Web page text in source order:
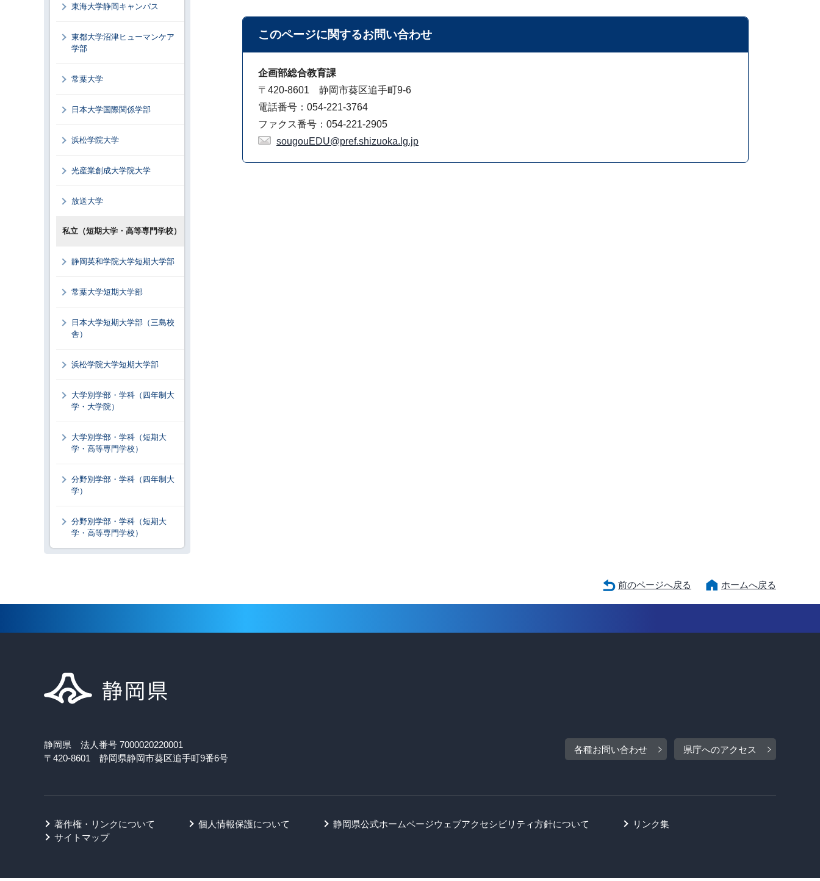
このページに関するお問い合わせ
企画部総合教育課
〒420-8601 静岡市葵区追手町9-6
電話番号：054-221-3764
ファクス番号：054-221-2905
sougouEDU@pref.shizuoka.lg.jp
東海大学静岡キャンパス
東都大学沼津ヒューマンケア
学部
常葉大学
日本大学国際関係学部
浜松学院大学
光産業創成大学院大学
放送大学
私立（短期大学・高等専門学校）
静岡英和学院大学短期大学部
常葉大学短期大学部
日本大学短期大学部（三島校
舎）
浜松学院大学短期大学部
大学別学部・学科（四年制大
学・大学院）
大学別学部・学科（短期大
学・高等専門学校）
分野別学部・学科（四年制大
学）
分野別学部・学科（短期大
学・高等専門学校）
前のページへ戻る ホームへ戻る
静岡県 法人番号 7000020220001
〒420-8601 静岡県静岡市葵区追手町9番6号
各種お問い合わせ 県庁へのアクセス
著作権・リンクについて 個人情報保護について 静岡県公式ホームページウェブアクセシビリティ方針について
リンク集
サイトマップ